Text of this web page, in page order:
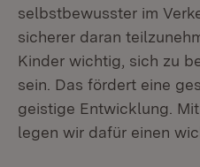
selbstbewusster im
sicherer daran
Kinder wichtig, sich zu
sein. Das fördert eine
geistige Entwicklung.
legen wir dafür einen